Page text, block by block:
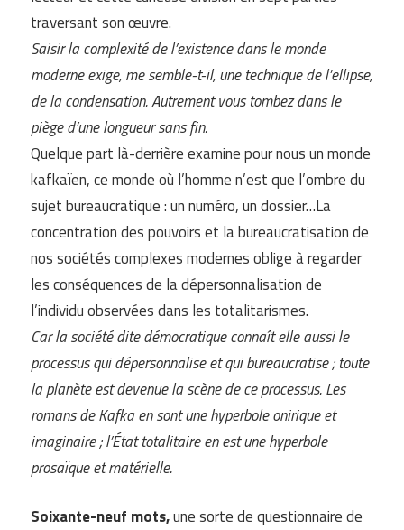
traversant son œuvre.
Saisir la complexité de l’existence dans le monde
moderne exige, me semble-t-il, une technique de l’ellipse,
de la condensation. Autrement vous tombez dans le
piège d’une longueur sans fin.
Quelque part là-derrière examine pour nous un monde
kafkaïen, ce monde où l’homme n’est que l’ombre du
sujet bureaucratique : un numéro, un dossier…La
concentration des pouvoirs et la bureaucratisation de
nos sociétés complexes modernes oblige à regarder
les conséquences de la dépersonnalisation de
l’individu observées dans les totalitarismes.
Car la société dite démocratique connaît elle aussi le
processus qui dépersonnalise et qui bureaucratise ; toute
la planète est devenue la scène de ce processus. Les
romans de Kafka en sont une hyperbole onirique et
imaginaire ; l’État totalitaire en est une hyperbole
prosaïque et matérielle.
Soixante-neuf mots,une sorte de questionnaire de